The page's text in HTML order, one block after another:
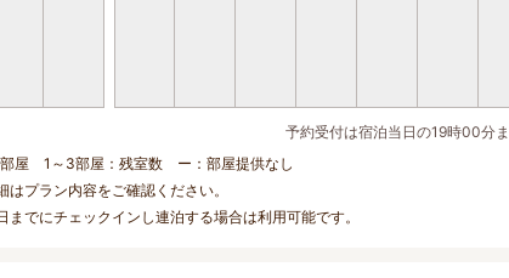
予約受付は宿泊当日の19時00分
1～3部屋：残室数 ー：部屋提供なし
プラン内容をご確認ください。
でにチェックインし連泊する場合は利用可能です。